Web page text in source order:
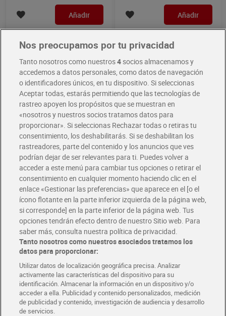
Añadir Añadir
Nuez de macadamia
tostada con sal Dia
Naturmundo 100 g
2,89 € (28,90 €/KILO)
Añadir
Nuez pecana Dia
Naturmundo 150 g
2,93 € (19,53 €/KILO)
Añadir
Nos preocupamos por tu privacidad
Tanto nosotros como nuestros4socios almacenamos y
accedemos a datos personales, como datos de navegación
o identificadores únicos, en tu dispositivo. Si seleccionas
Aceptar todas, estarás permitiendo que las tecnologías de
rastreo apoyen los propósitos que se muestran en
«nosotros y nuestros socios tratamos datos para
proporcionar». Si seleccionas Rechazar todas o retiras tu
consentimiento, los deshabilitarás. Si se deshabilitan los
rastreadores, parte del contenido y los anuncios que ves
podrían dejar de ser relevantes para ti. Puedes volver a
acceder a este menú para cambiar tus opciones o retirar el
consentimiento en cualquier momento haciendo clic en el
enlace «Gestionar las preferencias» que aparece en el [o el
ícono flotante en la parte inferior izquierda de la página web,
si corresponde] en la parte inferior de la página web. Tus
opciones tendrán efecto dentro de nuestro Sitio web. Para
saber más, consulta nuestra política de privacidad.
Tanto nosotros como nuestros asociados tratamos los
datos para proporcionar:
Utilizar datos de localización geográfica precisa. Analizar
activamente las características del dispositivo para su
identificación. Almacenar la información en un dispositivo y/o
acceder a ella. Publicidad y contenido personalizados, medición
de publicidad y contenido, investigación de audiencia y desarrollo
de servicios.